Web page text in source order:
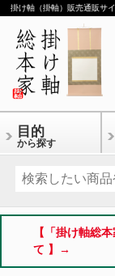
掛け軸（掛軸）販売通販サ
目的
から探す
【「掛け軸総
て 】→